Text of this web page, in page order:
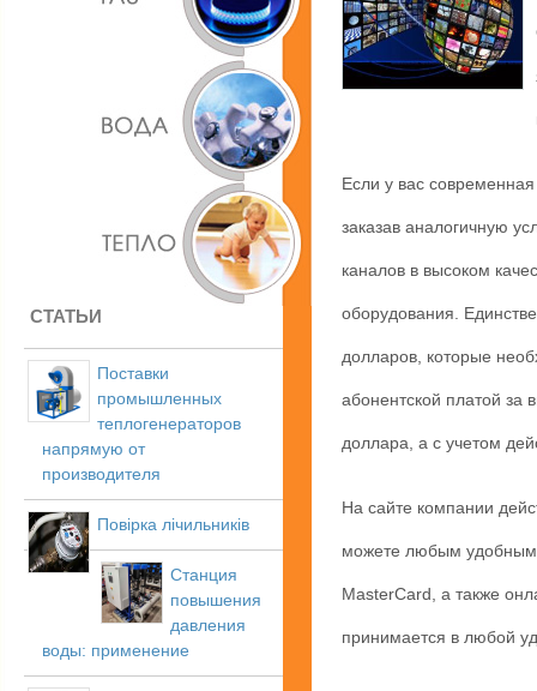
СТАТЬИ
Поставки
промышленных
теплогенераторов
напрямую от
производителя
Повірка лічильників
Станция
повышения
давления
воды: применение
Если у вас
заказав аналогичную
каналов в высоком
оборудования.
долларов, которые
абонентской платой за
доллара, а с учетом
На сайте компании
можете любым удобным
MasterCard, а также
принимается в любой